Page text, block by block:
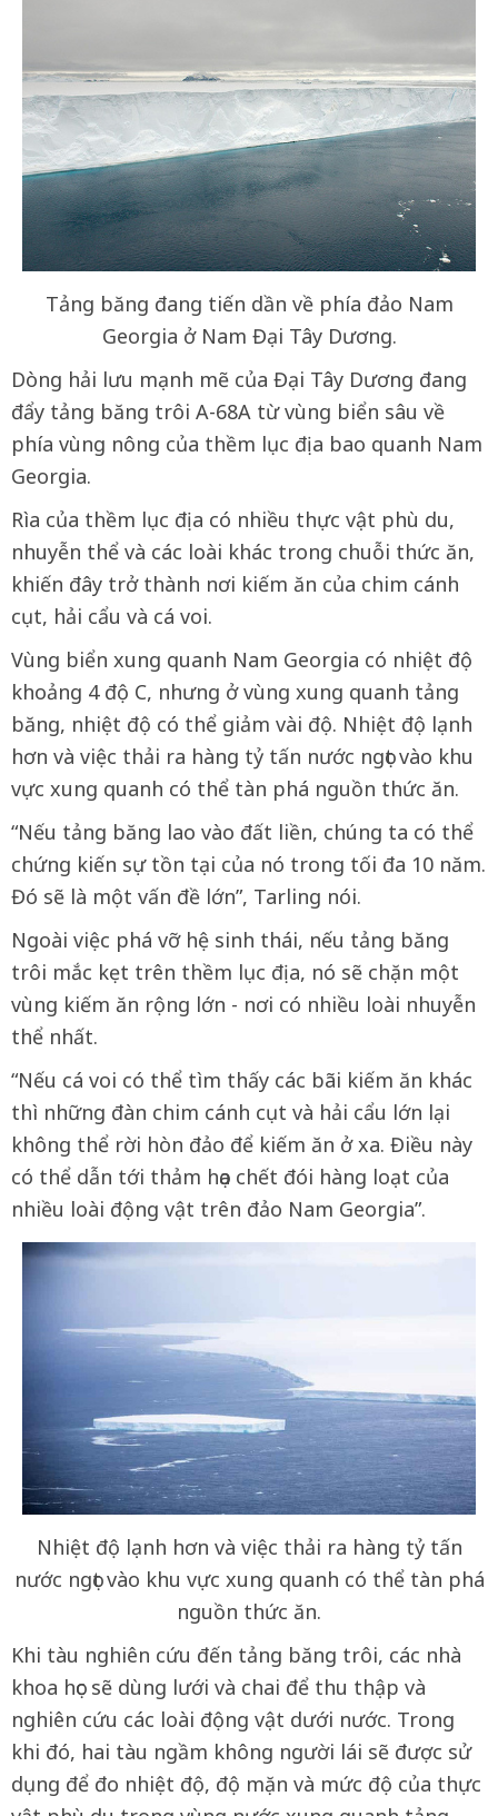
Tảng băng đang tiến dần về phía đảo Nam
Georgia ở Nam Đại Tây Dương.
Dòng hải lưu mạnh mẽ của Đại Tây Dương đang
đẩy tảng băng trôi A-68A từ vùng biển sâu về
phía vùng nông của thềm lục địa bao quanh Nam
Georgia.
Rìa của thềm lục địa có nhiều thực vật phù du,
nhuyễn thể và các loài khác trong chuỗi thức ăn,
khiến đây trở thành nơi kiếm ăn của chim cánh
cụt, hải cẩu và cá voi.
Vùng biển xung quanh Nam Georgia có nhiệt độ
khoảng 4 độ C, nhưng ở vùng xung quanh tảng
băng, nhiệt độ có thể giảm vài độ. Nhiệt độ lạnh
hơn và việc thải ra hàng tỷ tấn nước ngọt vào khu
vực xung quanh có thể tàn phá nguồn thức ăn.
“Nếu tảng băng lao vào đất liền, chúng ta có thể
chứng kiến sự tồn tại của nó trong tối đa 10 năm.
Đó sẽ là một vấn đề lớn”, Tarling nói.
Ngoài việc phá vỡ hệ sinh thái, nếu tảng băng
trôi mắc kẹt trên thềm lục địa, nó sẽ chặn một
vùng kiếm ăn rộng lớn - nơi có nhiều loài nhuyễn
thể nhất.
“Nếu cá voi có thể tìm thấy các bãi kiếm ăn khác
thì những đàn chim cánh cụt và hải cẩu lớn lại
không thể rời hòn đảo để kiếm ăn ở xa. Điều này
có thể dẫn tới thảm họa chết đói hàng loạt của
nhiều loài động vật trên đảo Nam Georgia”.
Nhiệt độ lạnh hơn và việc thải ra hàng tỷ tấn
nước ngọt vào khu vực xung quanh có thể tàn phá
nguồn thức ăn.
Khi tàu nghiên cứu đến tảng băng trôi, các nhà
khoa học sẽ dùng lưới và chai để thu thập và
nghiên cứu các loài động vật dưới nước. Trong
khi đó, hai tàu ngầm không người lái sẽ được sử
dụng để đo nhiệt độ, độ mặn và mức độ của thực